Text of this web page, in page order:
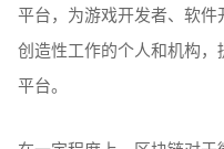
平台，为游戏开发者、软
创造性工作的个人和机构
平台。